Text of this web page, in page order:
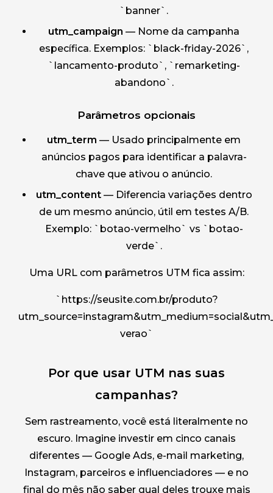
`banner`.
utm_campaign — Nome da campanha
específica. Exemplos: `black-friday-2026`,
`lancamento-produto`, `remarketing-
abandono`.
Parâmetros opcionais
utm_term — Usado principalmente em
anúncios pagos para identificar a palavra-
chave que ativou o anúncio.
utm_content— Diferencia variações dentro
de um mesmo anúncio, útil em testes A/B.
Exemplo: `botao-vermelho` vs `botao-
verde`.
Uma URL com parâmetros UTM fica assim:
`https://seusite.com.br/produto?
verao`
Por que usar UTM nas suas
campanhas?
Sem rastreamento, você está literalmente no
escuro. Imagine investir em cinco canais
diferentes — Google Ads, e-mail marketing,
Instagram, parceiros e influenciadores — e no
final do mês não saber qual deles trouxe mais